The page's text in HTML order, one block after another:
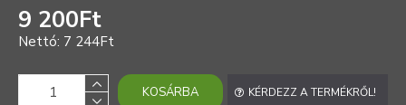
9 200Ft
Nettó: 7 244Ft
KOSÁRBA KÉRDEZZ A TERMÉKRŐL!